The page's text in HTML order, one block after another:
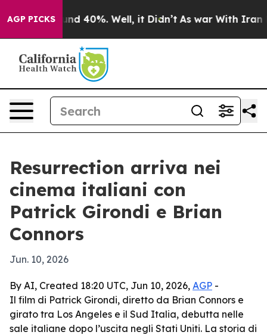
AGP PICKS
Around 40%. Well, it Didn’t As war With Iran
Resurrection arriva nei
cinema italiani con
Patrick Girondi e Brian
Connors
Jun. 10, 2026
By AI, Created 18:20 UTC, Jun 10, 2026, AGP -
Il film di Patrick Girondi, diretto da Brian Connors e
girato tra Los Angeles e il Sud Italia, debutta nelle
sale italiane dopo l’uscita negli Stati Uniti. La storia di